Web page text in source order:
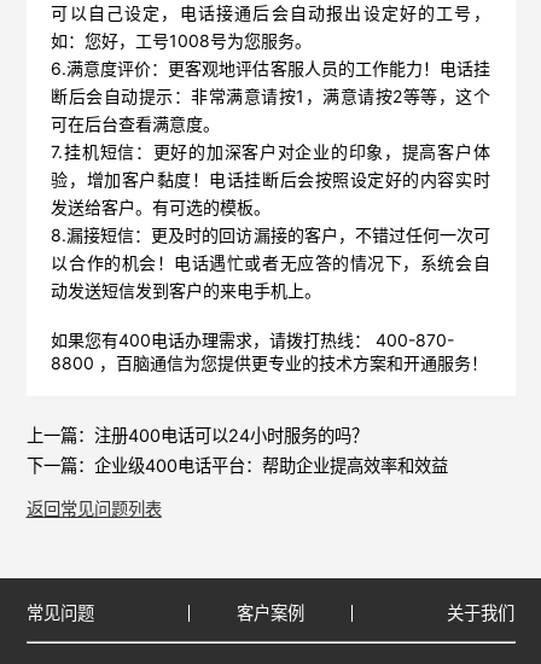
可以自己设定，电话接通后会自动报出设定好的工号，
如：您好，工号1008号为您服务。
6.满意度评价：更客观地评估客服人员的工作能力！电话挂
断后会自动提示：非常满意请按1，满意请按2等等，这个
可在后台查看满意度。
7.挂机短信： 更好的加深客户对企业的印象，提高客户体
验，增加客户黏度！电话挂断后会按照设定好的内容实时
发送给客户。有可选的模板。
8.漏接短信：更及时的回访漏接的客户，不错过任何一次可
以合作的机会！电话遇忙或者无应答的情况下，系统会自
动发送短信发到客户的来电手机上。
如果您有400电话办理需求，请拨打热线： 400-870-
8800 ，百脑通信为您提供更专业的技术方案和开通服务！
上一篇： 注册400电话可以24小时服务的吗？
下一篇： 企业级400电话平台：帮助企业提高效率和效益
返回常见问题列表
常见问题 客户案例 关于我们